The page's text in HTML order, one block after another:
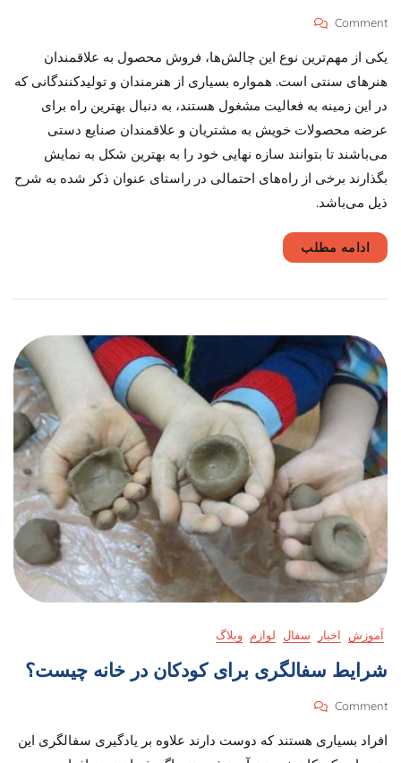
Comment
On
صنایع
دستی
را
بفروشیم؟
یکی از مهم‌ترین نوع این چالش‌‌ها، فروش محصول به علاقمندان
هنرهای سنتی است. همواره بسیاری از هنرمندان و تولیدکنندگانی که
در این زمینه به فعالیت مشغول هستند، به دنبال بهترین راه برای
عرضه محصولات خویش به مشتریان و علاقمندان صنایع دستی
می‌باشند تا بتوانند سازه نهایی خود را به بهترین شکل به نمایش
بگذارند برخی از راه‌های احتمالی در راستای عنوان ذکر شده به شرح
ذیل می‌باشد.
ادامه مطلب
آموزش اخبار سفال لوازم وبلاگ
شرایط سفالگری برای کودکان در خانه چیست؟
Comment
On
سفالگری
برای
افراد بسیاری هستند که دوست دارند علاوه بر یادگیری سفالگری این